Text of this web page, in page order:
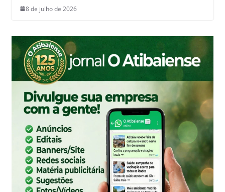
8 de julho de 2026